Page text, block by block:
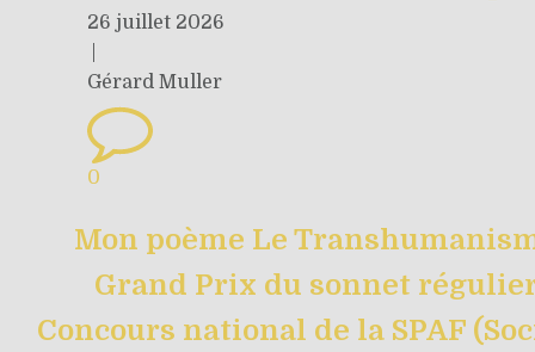
26 juillet 2026
Gérard Muller
0
Mon poème Le
Grand Prix du sonnet
Concours national de la SPAF